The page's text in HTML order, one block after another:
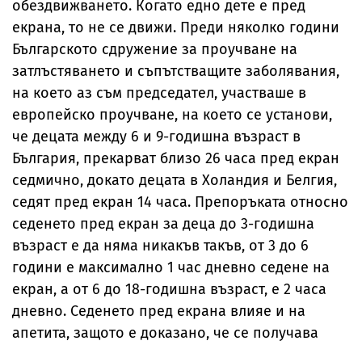
обездвижването. Когато едно дете е пред
екрана, то не се движи. Преди няколко години
Българското сдружение за проучване на
затлъстяването и съпътстващите заболявания,
на което аз съм председател, участваше в
европейско проучване, на което се установи,
че децата между 6 и 9-годишна възраст в
България, прекарват близо 26 часа пред екран
седмично, докато децата в Холандия и Белгия,
седят пред екран 14 часа. Препоръката относно
седенето пред екран за деца до 3-годишна
възраст е да няма никакъв такъв, от 3 до 6
години е максимално 1 час дневно седене на
екран, а от 6 до 18-годишна възраст, е 2 часа
дневно. Седенето пред екрана влияе и на
апетита, защото е доказано, че се получава